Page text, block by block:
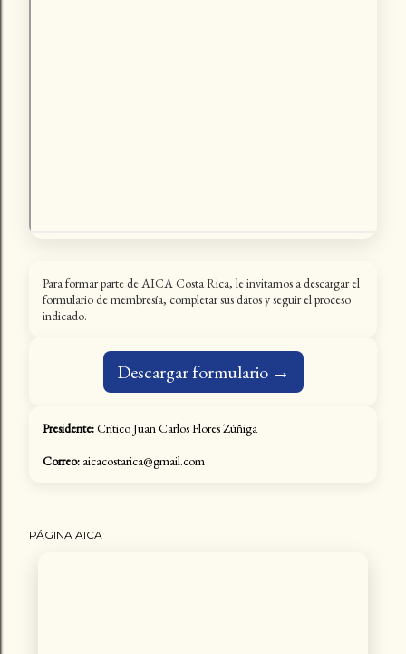
Para formar parte de AICA Costa Rica, le invitamos a descargar el
formulario de membresía, completar sus datos y seguir el proceso
indicado.
Descargar formulario →
Presidente:Crítico Juan Carlos Flores Zúñiga
Correo: aicacostarica@gmail.com
PÁGINA AICA